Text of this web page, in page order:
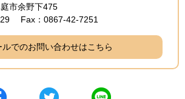
市余野下475
Fax：0867-42-7251
ルでのお問い合わせはこちら